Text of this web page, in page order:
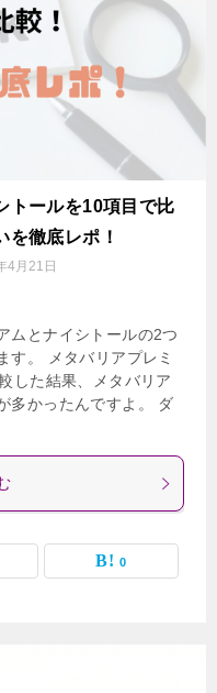
トールを10項目で比
を徹底レポ！
4月21日
ムとナイシトールの2つ
す。 メタバリアプレミ
した結果、メタバリア
多かったんですよ。 ダ
0